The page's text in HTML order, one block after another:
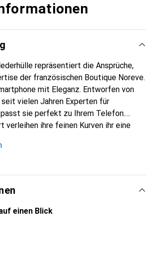
repräsentiert die Ansprüche,
der französischen Boutique Noreve.
mit Eleganz. Entworfen von
seit vielen Jahren Experten für
sie perfekt zu Ihrem Telefon.
verleihen ihre feinen Kurven ihr eine
International anerkannt für
anspruchsvolle Kundschaft.
einen Blick